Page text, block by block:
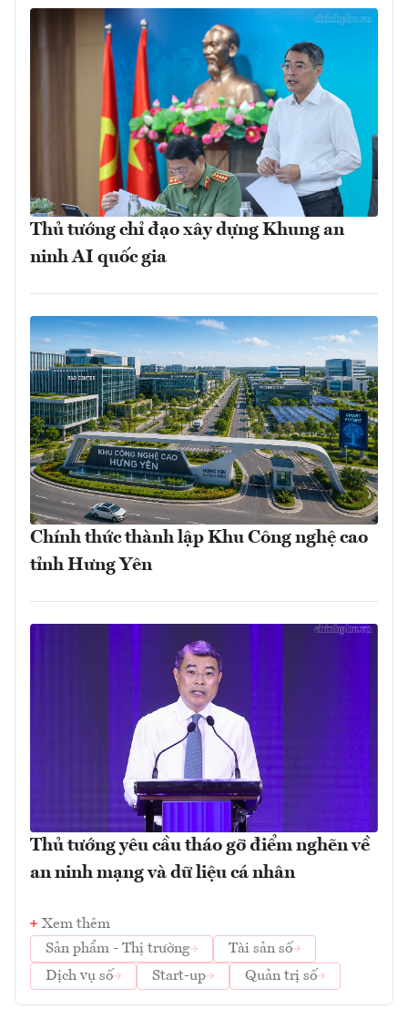
Thủ tướng chỉ đạo xây dựng Khung an
ninh AI quốc gia
Chính thức thành lập Khu Công nghệ cao
tỉnh Hưng Yên
Thủ tướng yêu cầu tháo gỡ điểm nghẽn về
an ninh mạng và dữ liệu cá nhân
Xem thêm
Sản phẩm - Thị trường
Tài sản số
Dịch vụ số
Start-up Quản trị số